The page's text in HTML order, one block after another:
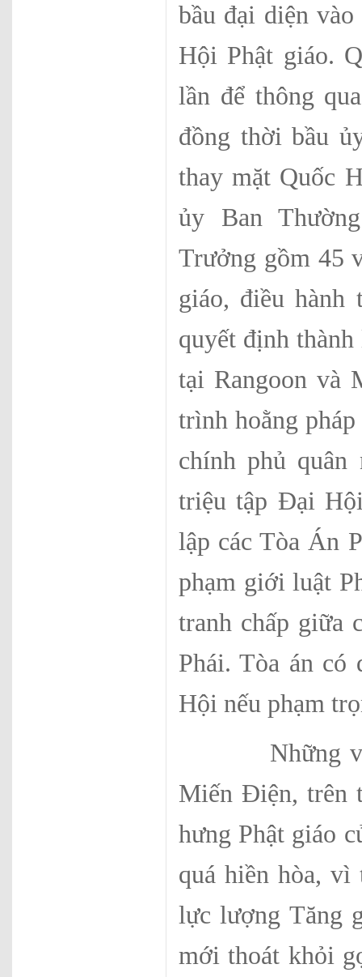
bầu đại diện
Hội Phật giáo.
lần để thông
đồng thời bầu
thay mặt Quốc
ủy Ban
Trưởng gồm 45
giáo, điều
quyết định
tại Rangoon và
trình hoằng
chính phủ
triệu tập Đại
lập các Tòa Án
phạm giới luật
tranh chấp giữa
Phái. Tòa án có
Hội nếu phạm
Những việc
Miến Điện, trên
hưng Phật giáo
quá hiền hòa, vì
lực lượng Tăng
mới thoát khỏi